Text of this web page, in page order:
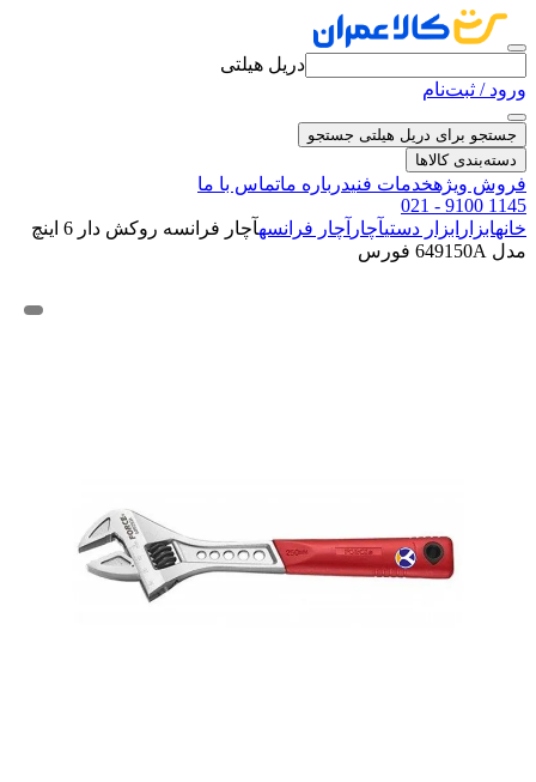
دریل هیلتی
ورود / ثبت‌نام
جستجو برای دریل هیلتی جستجو
دسته‌بندی کالاها
فروش ویژهخدمات فنیدرباره ماتماس با ما
021 - 9100 1145
خانهابزار ابزار دستیآچار آچار فرانسه
آچار فرانسه روکش دار 6 اینچ
مدل 649150A فورس